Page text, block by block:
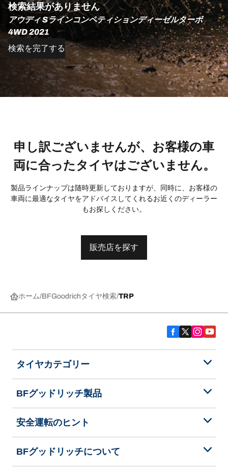
検索結果がありません
アウディ Sラインコンペティションディーゼルターボ
4WD 2021
検索を完了する
申し訳ございませんが、お客様の車
両に合ったタイヤはございません。
製品ラインナップは随時更新しておりますが、同時に、お客様の
車両に最適なタイヤをアドバイスしてくれるお近くのディーラー
もお探しください。
販売店を探す
ホーム BFGoodrichタイヤ検索 TRP
タイヤカテゴリー
BFグッドリッチ製品
安全運転のヒント
BFグッドリッチについて